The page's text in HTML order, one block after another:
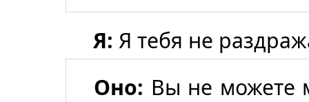
Я: Я тебя не
Оно: Вы не можете